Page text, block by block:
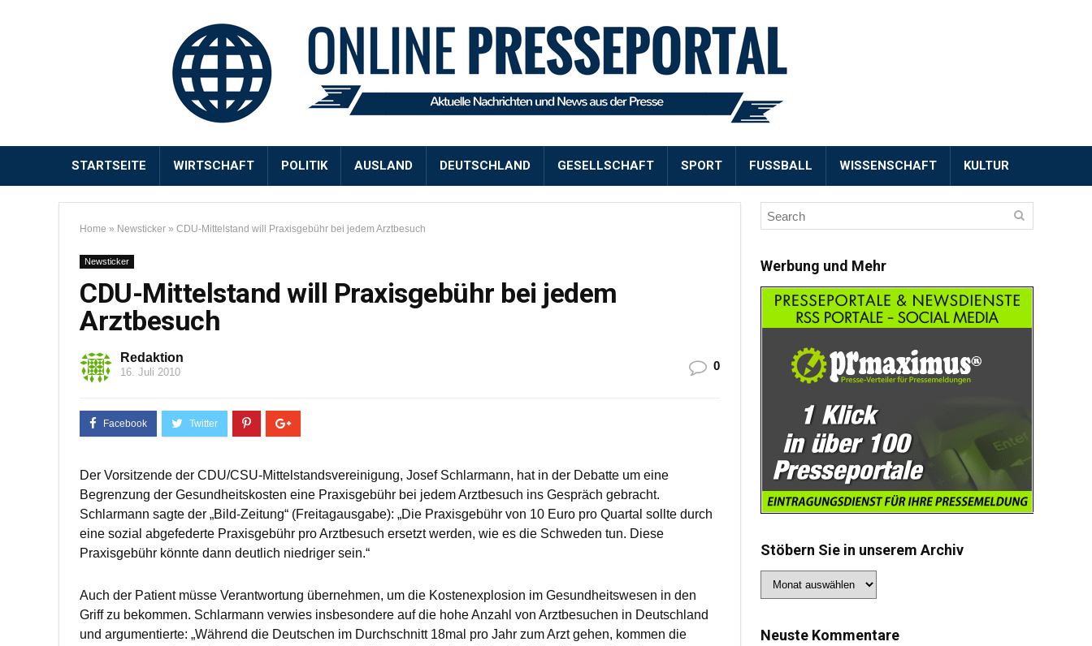
STARTSEITE WIRTSCHAFT POLITIK AUSLAND DEUTSCHLAND GESELLSCHAFT SPORT FUSSBALL WISSENSCHAFT KULTUR
Home » Newsticker » CDU-Mittelstand will Praxisgebühr bei jedem Arztbesuch
Newsticker
CDU-Mittelstand will Praxisgebühr bei jedem
Arztbesuch
Redaktion
16. Juli 2010 0
Der Vorsitzende der CDU/CSU-Mittelstandsvereinigung, Josef Schlarmann, hat in der Debatte um eine
Begrenzung der Gesundheitskosten eine Praxisgebühr bei jedem Arztbesuch ins Gespräch gebracht.
Schlarmann sagte der „Bild-Zeitung“ (Freitagausgabe): „Die Praxisgebühr von 10 Euro pro Quartal sollte durch
eine sozial abgefederte Praxisgebühr pro Arztbesuch ersetzt werden, wie es die Schweden tun. Diese
Praxisgebühr könnte dann deutlich niedriger sein.“
Auch der Patient müsse Verantwortung übernehmen, um die Kostenexplosion im Gesundheitswesen in den
Griff zu bekommen. Schlarmann verwies insbesondere auf die hohe Anzahl von Arztbesuchen in Deutschland
und argumentierte: „Während die Deutschen im Durchschnitt 18mal pro Jahr zum Arzt gehen, kommen die
Werbung und Mehr
Stöbern Sie in unserem Archiv
Sie
Archiv
Neuste Kommentare